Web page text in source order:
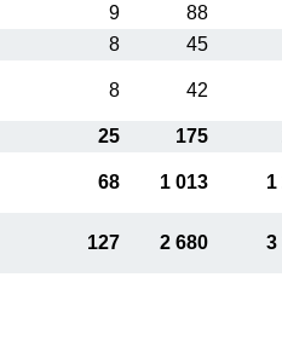
9 88
8 45
8 42
25 175
68 1 013 1
127 2 680 3